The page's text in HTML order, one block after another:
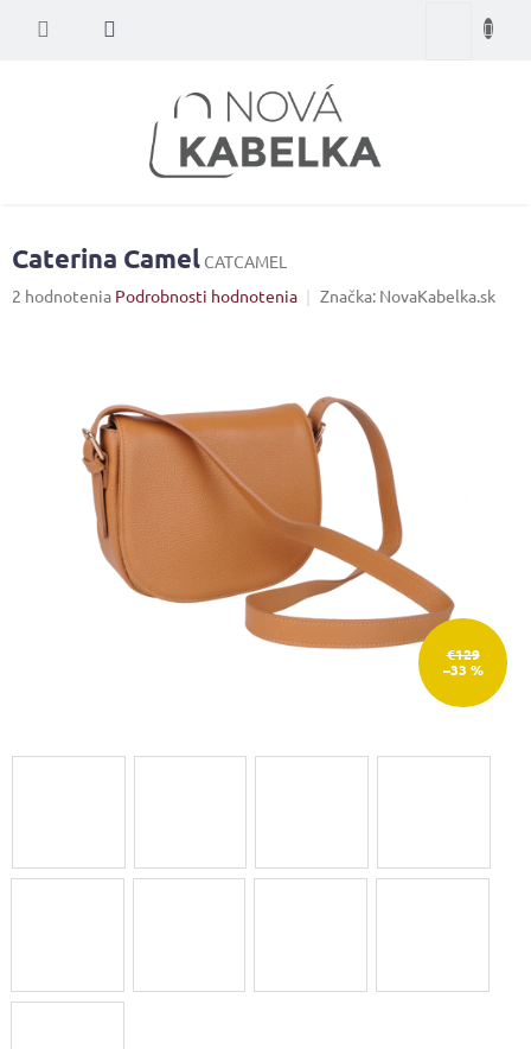
Nákupný
Caterina Camel CATCAMEL
Priemerné
hviezdičiek.
2 hodnotenia Podrobnosti hodnotenia Značka: NovaKabelka.sk
€129
–33 %